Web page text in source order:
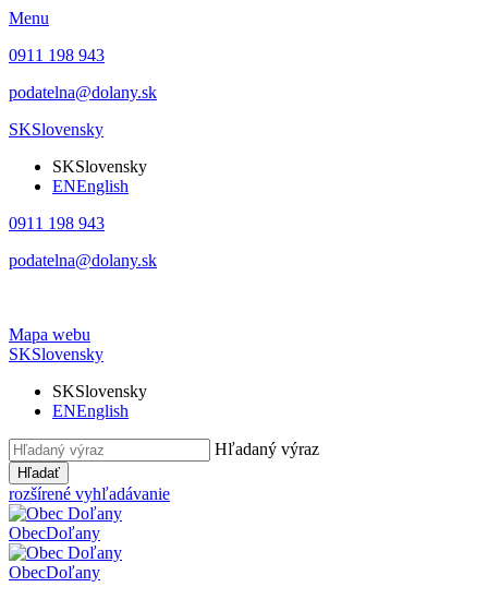
Menu
0911 198 943
podatelna@dolany.sk
SKSlovensky
SKSlovensky
ENEnglish
0911 198 943
podatelna@dolany.sk
Mapa webu
SKSlovensky
SKSlovensky
ENEnglish
Hľadaný výraz
Hľadať
rozšírené vyhľadávanie
ObecDoľany
ObecDoľany